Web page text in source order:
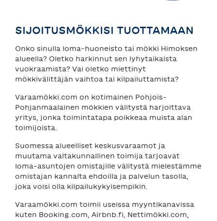
SIJOITUSMÖKKISI TUOTTAMAAN
Onko sinulla loma-huoneisto tai mökki Himoksen
alueella? Oletko harkinnut sen lyhytaikaista
vuokraamista? Vai oletko miettinyt
mökkivälittäjän vaihtoa tai kilpailuttamista?
Varaamökki.com on kotimainen Pohjois-
Pohjanmaalainen mökkien välitystä harjoittava
yritys, jonka toimintatapa poikkeaa muista alan
toimijoista.
Suomessa alueelliset keskusvaraamot ja
muutama valtakunnallinen toimija tarjoavat
loma-asuntojen omistajille välitystä mielestämme
omistajan kannalta ehdoilla ja palvelun tasolla,
joka voisi olla kilpailukykyisempikin.
Varaamökki.com toimii useissa myyntikanavissa
kuten Booking.com, Airbnb.fi, Nettimökki.com,